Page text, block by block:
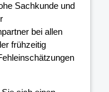
Sachkunde und
bei allen
frühzeitig